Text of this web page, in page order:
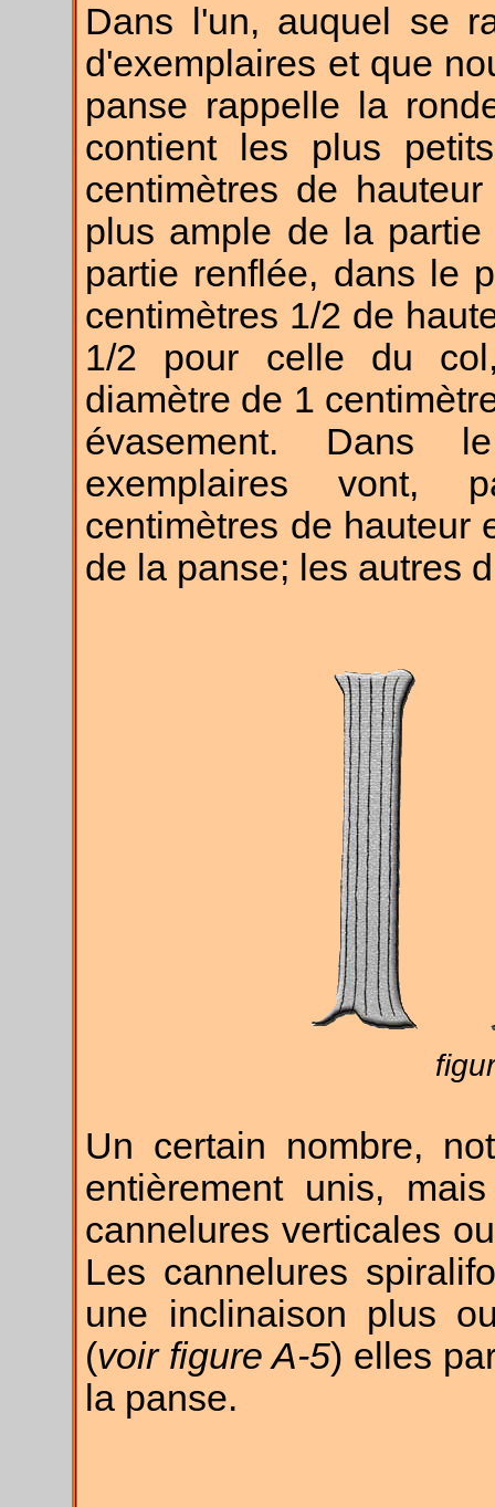
Dans l'un, auquel se
d'exemplaires et que
panse rappelle la
contient les plus
centimètres de
plus ample de la partie
partie renflée, dans le
centimètres 1/2 de
1/2 pour celle du
diamètre de 1
évasement. Dans
exemplaires vont,
centimètres de hauteur
de la panse; les autres
Un certain nombre,
entièrement unis,
cannelures verticales
Les cannelures
une inclinaison plus
(voir figure A-5) elles
la panse.